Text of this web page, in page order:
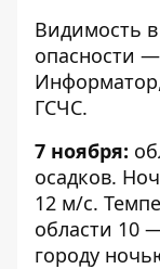
Видимость
опасности
Информатор
ГСЧС.
7 ноября:
осадков.
12 м/с.
области 10
городу